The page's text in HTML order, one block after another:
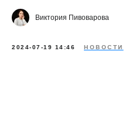
Виктория Пивоварова
2024-07-19 14:46 НОВОСТИ